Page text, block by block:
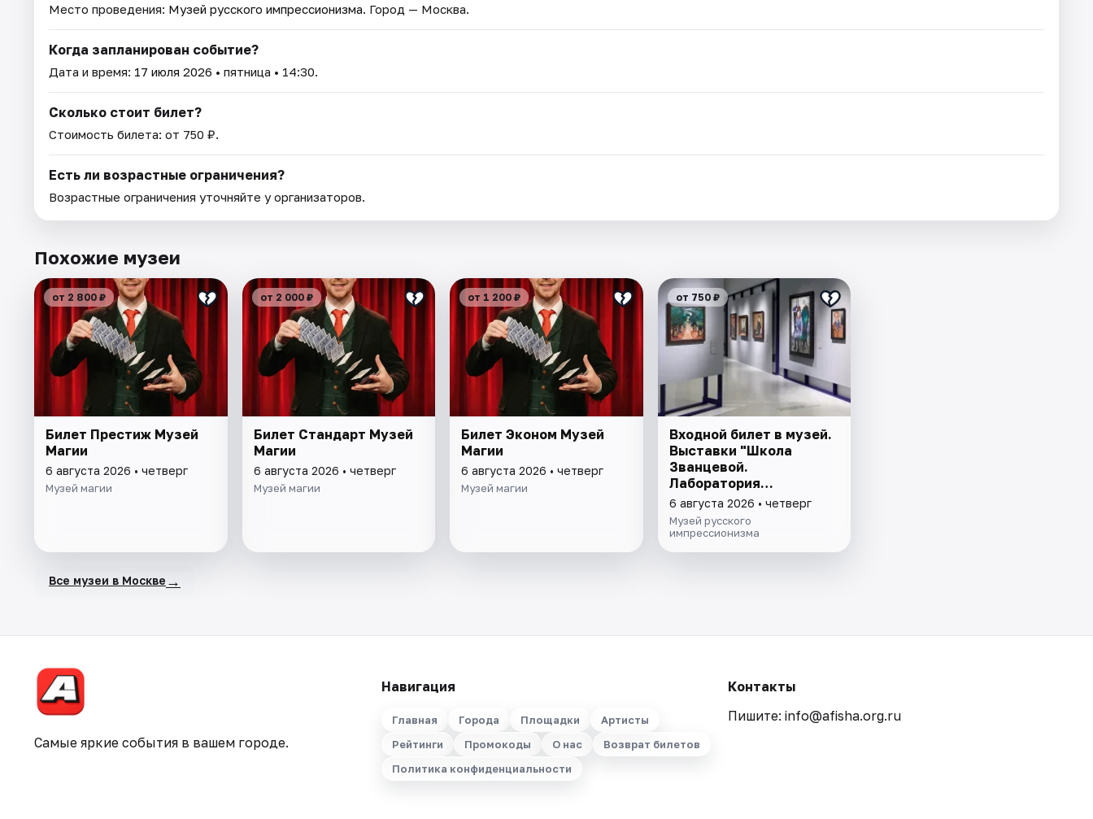
Место проведения: Музей русского импрессионизма. Город — Москва.
Когда запланирован событие?
Дата и время: 17 июля 2026 • пятница • 14:30.
Сколько стоит билет?
Стоимость билета: от 750 ₽.
Есть ли возрастные ограничения?
Возрастные ограничения уточняйте у организаторов.
Похожие музеи
от 2 800 ₽
Билет Престиж Музей
Магии
6 августа 2026 • четверг
Музей магии
от 2 000 ₽
Билет Стандарт Музей
Магии
6 августа 2026 • четверг
Музей магии
от 1 200 ₽
Билет Эконом Музей
Магии
6 августа 2026 • четверг
Музей магии
от 750 ₽
Входной билет в музей.
Выставки "Школа
Званцевой.
Лаборатория
модернизма" и
"Хрупкие причуды: от
кондитерской к музею"
6 августа 2026 • четверг
Музей русского
импрессионизма
Все музеи в Москве →
Самые яркие события в вашем городе.
Навигация
Главная Города Площадки
Артисты
Рейтинги
Промокоды О нас
Возврат билетов
Политика конфиденциальности
Контакты
Пишите: info@afisha.org.ru